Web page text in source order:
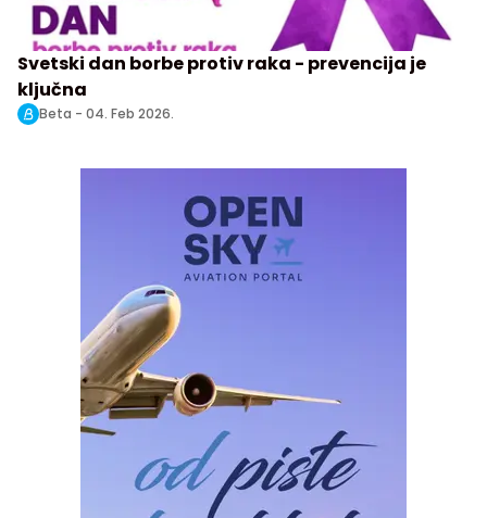
Svetski dan borbe protiv raka - prevencija je
ključna
Beta - 04. Feb 2026.